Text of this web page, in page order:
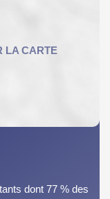
dont 77 % des